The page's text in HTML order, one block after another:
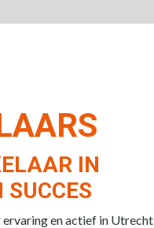
IN
SUCCES
ervaring en actief in Utrecht